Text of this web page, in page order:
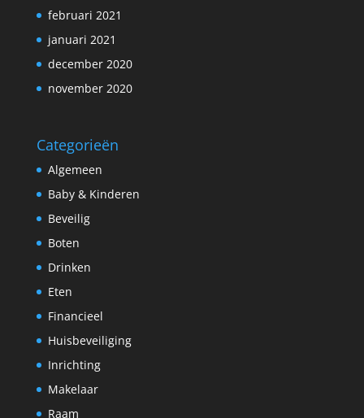
februari 2021
januari 2021
december 2020
november 2020
Categorieën
Algemeen
Baby & Kinderen
Beveilig
Boten
Drinken
Eten
Financieel
Huisbeveiliging
Inrichting
Makelaar
Raam